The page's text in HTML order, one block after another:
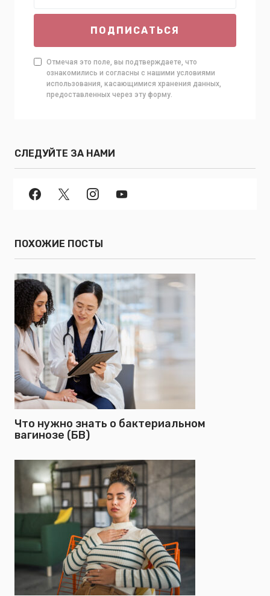
ПОДПИСАТЬСЯ
Отмечая это поле, вы подтверждаете, что
ознакомились и согласны с нашими условиями
использования, касающимися хранения данных,
предоставленных через эту форму.
СЛЕДУЙТЕ ЗА НАМИ
ПОХОЖИЕ ПОСТЫ
Что нужно знать о бактериальном
вагинозе (БВ)